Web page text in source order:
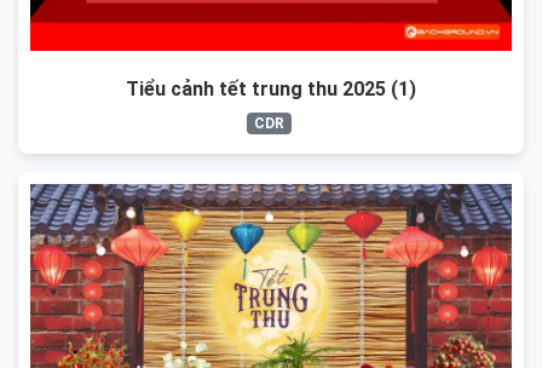
Tiểu cảnh tết trung thu 2025 (1)
CDR